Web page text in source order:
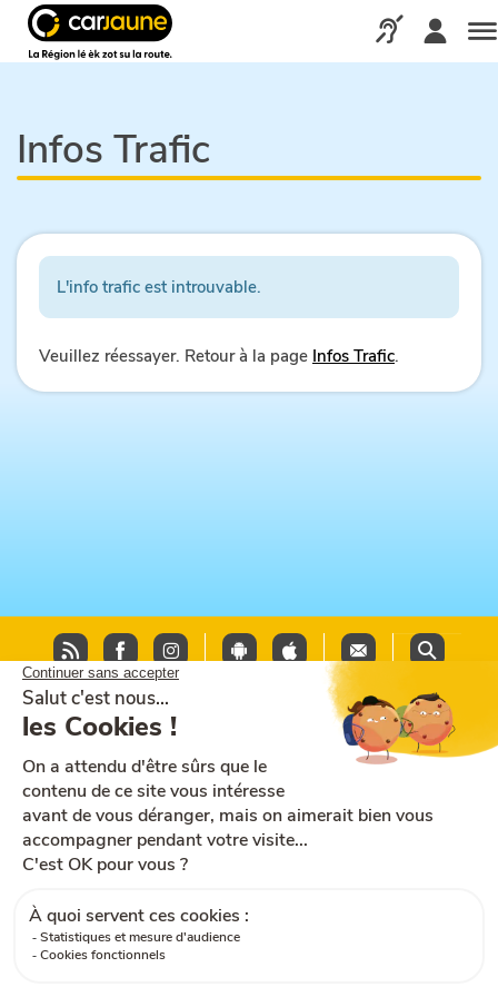
jaune
Appelez-nous
Infos Trafic
L'info trafic est introuvable.
Veuillez réessayer. Retour à la page Infos Trafic.
Plan du site Aide et accessibilité
Mentions légales CGU
CGV Cookies
RGPD